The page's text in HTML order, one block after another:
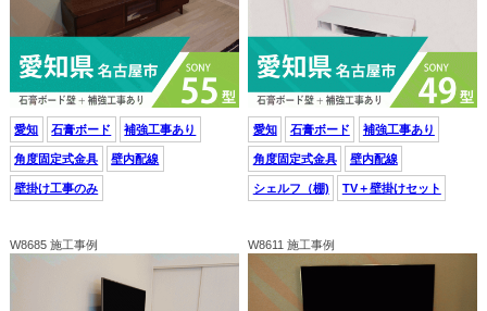
愛知 石膏ボード 補強工事あり
角度固定式金具 壁内配線
壁掛け工事のみ
愛知 石膏ボード 補強工事あり
角度固定式金具 壁内配線
シェルフ（棚) TV＋壁掛けセット
W8685 施工事例 W8611 施工事例